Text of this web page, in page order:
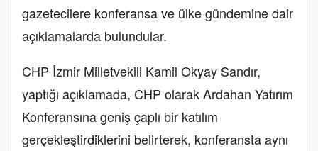
gazetecilere konferansa ve ülke gündemine dair
açıklamalarda bulundular.
CHP İzmir Milletvekili Kamil Okyay Sandır,
yaptığı açıklamada, CHP olarak Ardahan Yatırım
Konferansına geniş çaplı bir katılım
gerçekleştirdiklerini belirterek, konferansta aynı